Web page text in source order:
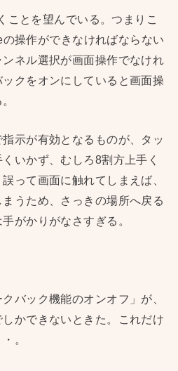
ことを望んでいる。つまりこ
操作ができなければならない
ネル選択が画面操作でなけれ
クをオンにしていると画面操
示が有効となるものが、タッ
いかず、むしろ8割方上手く
って画面に触れてしまえば、
うため、さっきの場所へ戻る
がかりがなさすぎる。
バック機能のオンオフ」が、
かできないときた。これだけ
。